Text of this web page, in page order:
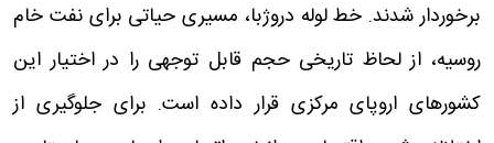
برخوردار شدند. خط لوله دروژبا، مسیری حیاتی برای نفت خام
روسیه، از لحاظ تاریخی حجم قابل توجهی را در اختیار این
کشورهای اروپای مرکزی قرار داده است. برای جلوگیری از